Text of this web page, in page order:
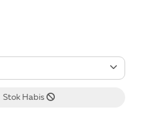
Stok Habis